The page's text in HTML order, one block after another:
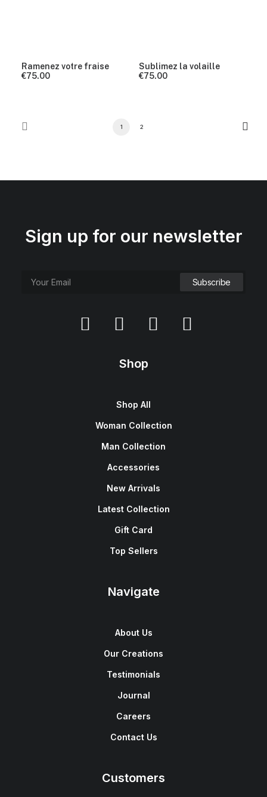
Ramenez votre fraise
€75.00
Sublimez la volaille
€75.00
1 2
Sign up for our newsletter
Shop
Shop All
Woman Collection
Man Collection
Accessories
New Arrivals
Latest Collection
Gift Card
Top Sellers
Navigate
About Us
Our Creations
Testimonials
Journal
Careers
Contact Us
Customers